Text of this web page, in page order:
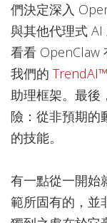
們決定深入
與其他代理式
看看 OpenClaw
我們的
助理框架。最後
險：從非預期的
的技能。
有一點從一開始
範所固有的，並